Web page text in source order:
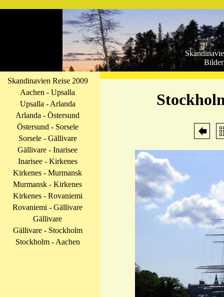
Skandinavien Reise 2009
Aachen - Upsalla
Upsalla - Arlanda
Arlanda - Östersund
Östersund - Sorsele
Sorsele - Gällivare
Gällivare - Inarisee
Inarisee - Kirkenes
Kirkenes - Murmansk
Murmansk - Kirkenes
Kirkenes - Rovaniemi
Rovaniemi - Gällivare
Gällivare
Gällivare - Stockholm
Stockholm - Aachen